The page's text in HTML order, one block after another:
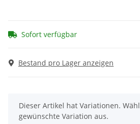
Sofort verfügbar
Bestand pro Lager anzeigen
x
Dieser Artikel hat Variationen.
gewünschte Variation aus.